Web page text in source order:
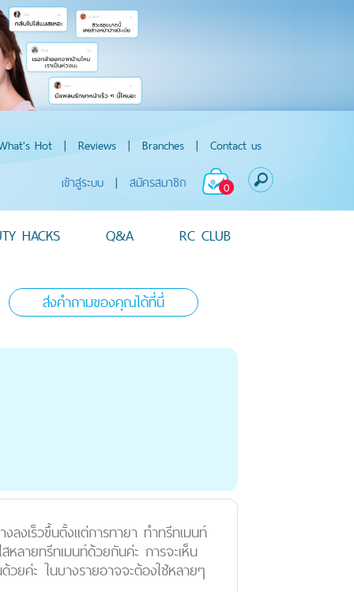
Hot | Reviews | Branches | Contact us
0
เข้าสู่ระบบ | สมัครสมาชิก
HACKS Q&A RC CLUB
ส่งคำถามของคุณได้ที่นี่
ลงเร็วขึ้นตั้งแต่การทายา ทำทรีทเมนท์
หลายทรีทเมนท์ด้วยกันค่ะ การจะเห็น
ยค่ะ ในบางรายอาจจะต้องใช้หลายๆ